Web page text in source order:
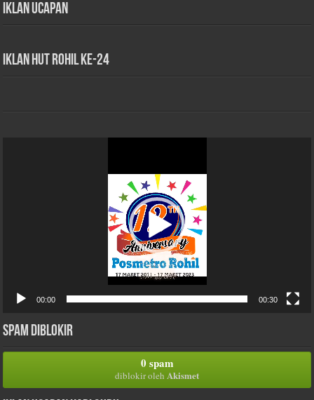
Iklan Ucapan
iklan HUT Rohil Ke-24
00:00 00:30
Spam Diblokir
0 spam
diblokir oleh Akismet